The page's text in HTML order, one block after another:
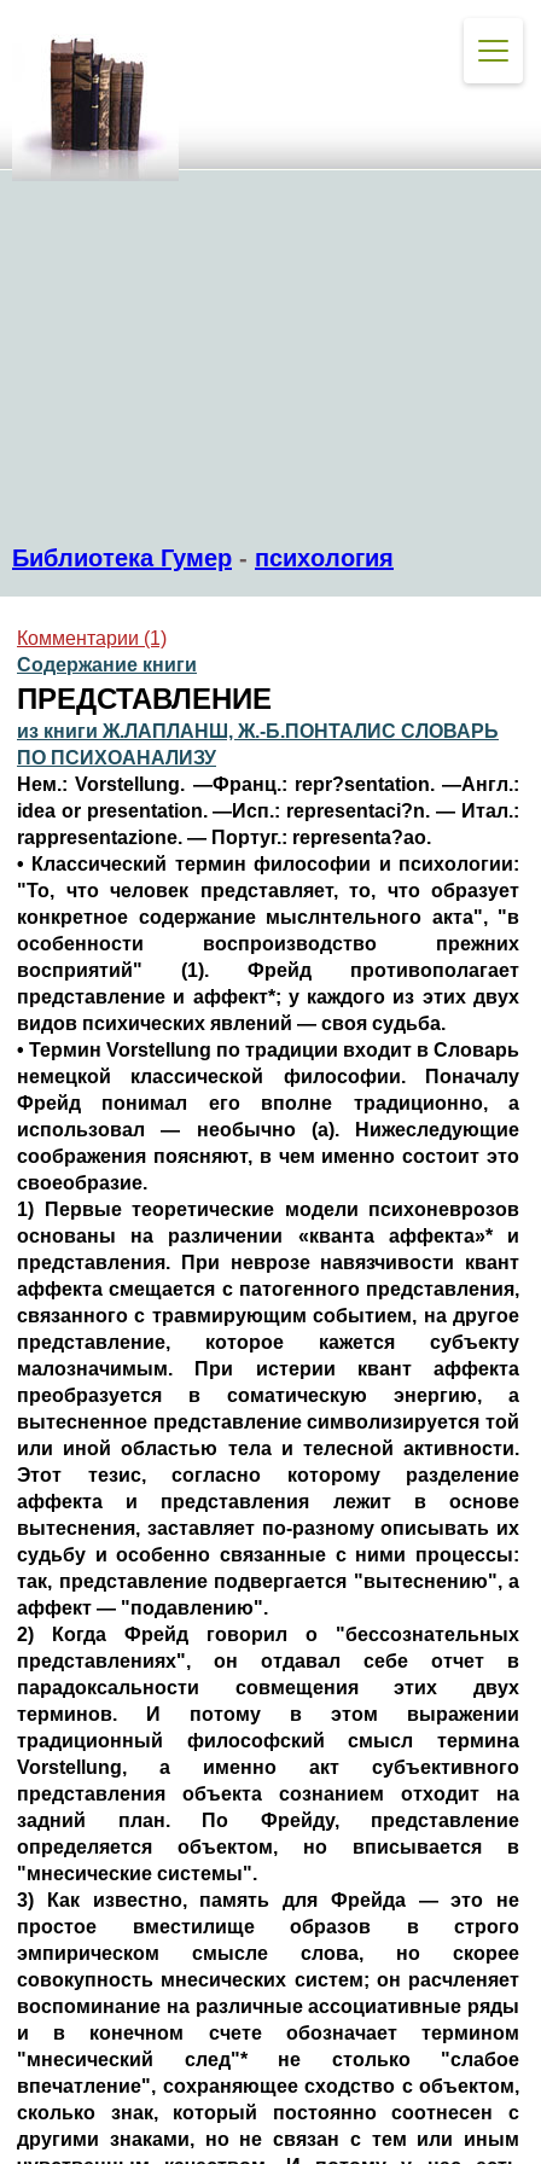
Библиотека Гумер - психология
Комментарии (1)
Содержание книги
ПРЕДСТАВЛЕНИЕ
из книги Ж.ЛАПЛАНШ, Ж.-Б.ПОНТАЛИС СЛОВАРЬ
ПО ПСИХОАНАЛИЗУ
Нем.: Vorstellung. —Франц.: repr?sentation. —Англ.:
idea or presentation. —Исп.: representaci?n. — Итал.:
rappresentazione. — Португ.: representa?ao.
• Классический термин философии и психологии:
"То, что человек представляет, то, что образует
конкретное содержание мыслнтельного акта", "в
особенности воспроизводство прежних
восприятий" (1). Фрейд противополагает
представление и аффект*; у каждого из этих двух
видов психических явлений — своя судьба.
• Термин Vorstellung по традиции входит в Словарь
немецкой классической философии. Поначалу
Фрейд понимал его вполне традиционно, а
использовал — необычно (а). Нижеследующие
соображения поясняют, в чем именно состоит это
своеобразие.
1) Первые теоретические модели психоневрозов
основаны на различении «кванта аффекта»* и
представления. При неврозе навязчивости квант
аффекта смещается с патогенного представления,
связанного с травмирующим событием, на другое
представление, которое кажется субъекту
малозначимым. При истерии квант аффекта
преобразуется в соматическую энергию, а
вытесненное представление символизируется той
или иной областью тела и телесной активности.
Этот тезис, согласно которому разделение
аффекта и представления лежит в основе
вытеснения, заставляет по-разному описывать их
судьбу и особенно связанные с ними процессы:
так, представление подвергается "вытеснению", а
аффект — "подавлению".
2) Когда Фрейд говорил о "бессознательных
представлениях", он отдавал себе отчет в
парадоксальности совмещения этих двух
терминов. И потому в этом выражении
традиционный философский смысл термина
Vorstellung, а именно акт субъективного
представления объекта сознанием отходит на
задний план. По Фрейду, представление
определяется объектом, но вписывается в
"мнесические системы".
3) Как известно, память для Фрейда — это не
простое вместилище образов в строго
эмпирическом смысле слова, но скорее
совокупность мнесических систем; он расчленяет
воспоминание на различные ассоциативные ряды
и в конечном счете обозначает термином
"мнесический след"* не столько "слабое
впечатление", сохраняющее сходство с объектом,
сколько знак, который постоянно соотнесен с
другими знаками, но не связан с тем или иным